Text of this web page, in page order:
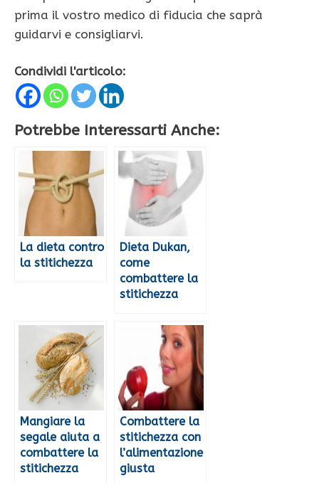
prima il vostro medico di fiducia che saprà
guidarvi e consigliarvi.
Condividi l'articolo:
Potrebbe Interessarti Anche:
La dieta contro
la stitichezza
Dieta Dukan,
come
combattere la
stitichezza
Mangiare la
segale aiuta a
combattere la
stitichezza
Combattere la
stitichezza con
l’alimentazione
giusta